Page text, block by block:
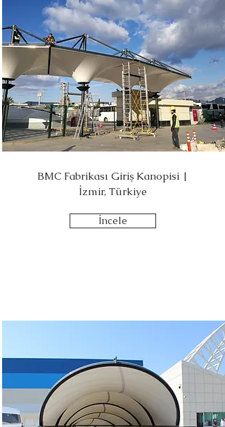
BMC Fabrikası Giriş Kanopisi |
İzmir, Türkiye
İncele